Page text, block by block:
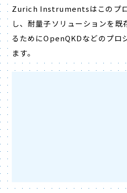
Zurich Instrumentsはこのプ
し、耐量子ソリューションを既
るためにOpenQKDなどのプロ
ます。